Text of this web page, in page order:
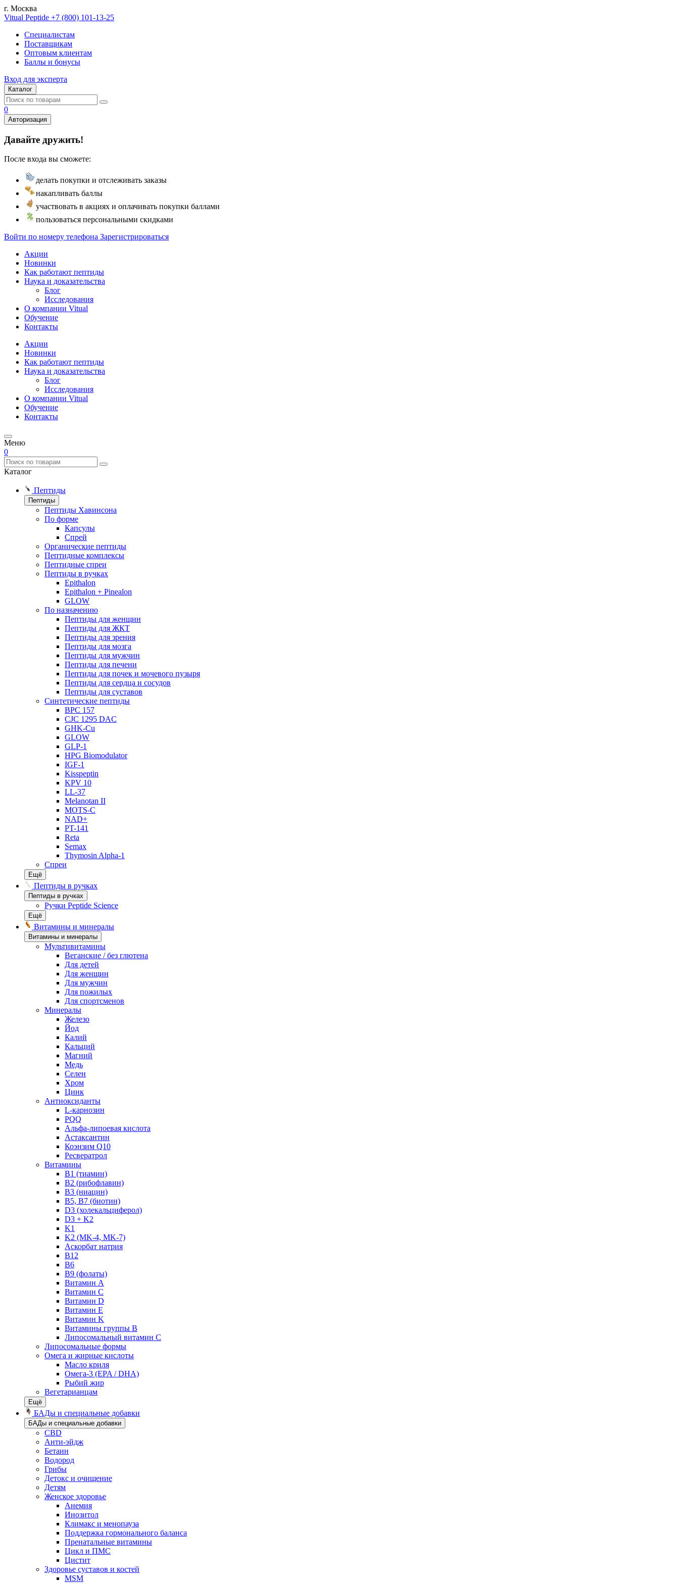
г. Москва
Vitual Peptide +7 (800) 101-13-25
Специалистам
Поставщикам
Оптовым клиентам
Баллы и бонусы
Вход для эксперта
Каталог
0
Авторизация
Давайте дружить!
После входа вы сможете:
делать покупки и отслеживать заказы
накапливать баллы
участвовать в акциях и оплачивать покупки баллами
пользоваться персональными скидками
Войти по номеру телефона Зарегистрироваться
Акции
Новинки
Как работают пептиды
Наука и доказательства
Блог
Исследования
О компании Vitual
Обучение
Контакты
Акции
Новинки
Как работают пептиды
Наука и доказательства
Блог
Исследования
О компании Vitual
Обучение
Контакты
Меню
0
Каталог
Пептиды
Пептиды
Пептиды Хавинсона
По форме
Капсулы
Спрей
Органические пептиды
Пептидные комплексы
Пептидные спреи
Пептиды в ручках
Epithalon
Epithalon + Pinealon
GLOW
По назначению
Пептиды для женщин
Пептиды для ЖКТ
Пептиды для зрения
Пептиды для мозга
Пептиды для мужчин
Пептиды для печени
Пептиды для почек и мочевого пузыря
Пептиды для сердца и сосудов
Пептиды для суставов
Синтетические пептиды
BPC 157
CJC 1295 DAC
GHK-Cu
GLOW
GLP-1
HPG Biomodulator
IGF-1
Kisspeptin
KPV 10
LL-37
Melanotan II
MOTS-C
NAD+
PT-141
Reta
Semax
Thymosin Alpha-1
Спреи
Ещё
Пептиды в ручках
Пептиды в ручках
Ручки Peptide Science
Ещё
Витамины и минералы
Витамины и минералы
Мультивитамины
Веганские / без глютена
Для детей
Для женщин
Для мужчин
Для пожилых
Для спортсменов
Минералы
Железо
Йод
Калий
Кальций
Магний
Медь
Селен
Хром
Цинк
Антиоксиданты
L-карнозин
PQQ
Альфа-липоевая кислота
Астаксантин
Коэнзим Q10
Ресвератрол
Витамины
B1 (тиамин)
B2 (рибофлавин)
B3 (ниацин)
B5, B7 (биотин)
D3 (холекальциферол)
D3 + K2
K1
K2 (MK-4, MK-7)
Аскорбат натрия
В12
В6
В9 (фолаты)
Витамин A
Витамин C
Витамин D
Витамин E
Витамин K
Витамины группы B
Липосомальный витамин C
Липосомальные формы
Омега и жирные кислоты
Масло криля
Омега-3 (EPA / DHA)
Рыбий жир
Вегетарианцам
Ещё
БАДы и специальные добавки
БАДы и специальные добавки
CBD
Анти-эйдж
Бетаин
Водород
Грибы
Детокс и очищение
Детям
Женское здоровье
Анемия
Инозитол
Климакс и менопауза
Поддержка гормонального баланса
Пренатальные витамины
Цикл и ПМС
Цистит
Здоровье суставов и костей
MSM